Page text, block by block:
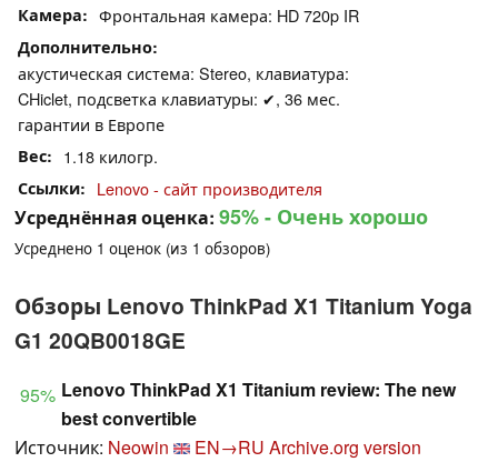
Камера Фронтальная камера: HD 720p IR
Дополнительно
акустическая система: Stereo, клавиатура:
CHiclet, подсветка клавиатуры: ✔, 36 мес.
гарантии в Европе
Вес 1.18 килогр.
Ссылки Lenovo - сайт производителя
Усреднённая оценка: 95%- Очень хорошо
Усреднено 1 оценок (из 1 обзоров)
Обзоры Lenovo ThinkPad X1 Titanium Yoga
G1 20QB0018GE
95% Lenovo ThinkPad X1 Titanium review: The new
best convertible
Источник: Neowin EN→RU Archive.org version